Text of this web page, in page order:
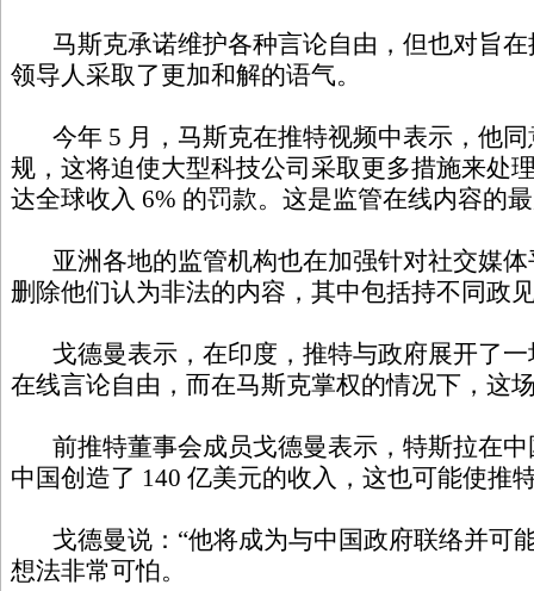
马斯克承诺维护各种言论自由，但也对旨在
领导人采取了更加和解的语气。
今年 5 月，马斯克在推特视频中表示，他同
规，这将迫使大型科技公司采取更多措施来处
达全球收入 6% 的罚款。这是监管在线内容的
亚洲各地的监管机构也在加强针对社交媒体
删除他们认为非法的内容，其中包括持不同政
戈德曼表示，在印度，推特与政府展开了一
在线言论自由，而在马斯克掌权的情况下，这
前推特董事会成员戈德曼表示，特斯拉在中
中国创造了 140 亿美元的收入，这也可能使推
戈德曼说：“他将成为与中国政府联络并可
想法非常可怕。